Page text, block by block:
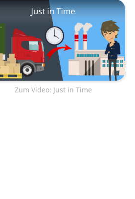
Zum Video: Just in Time